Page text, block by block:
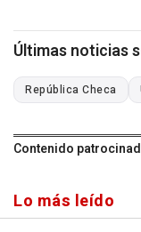
Últimas noticias
República Checa
Contenido
Lo más leído